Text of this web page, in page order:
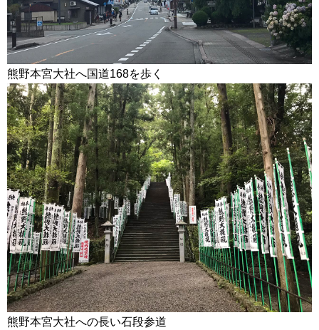
熊野本宮大社へ国道168を歩く
熊野本宮大社への長い石段参道